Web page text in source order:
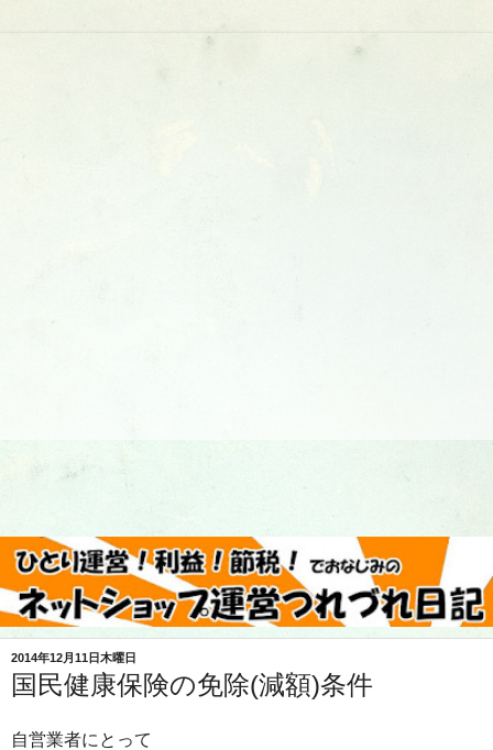
2014年12月11日木曜日
国民健康保険の免除(減額)条件
自営業者にとって